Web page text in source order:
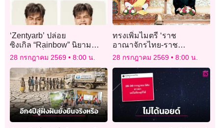
‘Zentyarb’ ปล่อย
ซิงเกิล “Rainbow” นิยาม
ความรักที่ถ่ายทอดอารมณ์
ความสัมพันธ์ยุคใหม่
28 กรกฎาคม 2569 8:00 น.
ทรงเพิ่มไมตรี ‘ราช
อาณาจักรไทย-ราช
อาณาจักรภูฏาน’
28 กรกฎาคม 2569 8:00 น.